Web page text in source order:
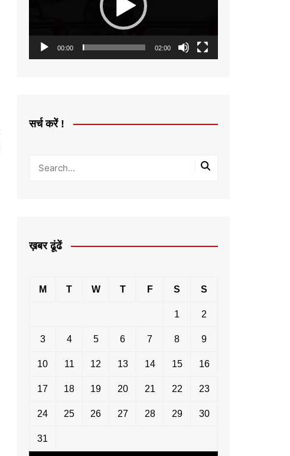
00:00 02:00
सर्च करें !
ख़बर ढूंढें
M T W T F S S
1 2
3 4 5 6 7 8 9
10 11 12 13 14 15 16
17 18 19 20 21 22 23
24 25 26 27 28 29 30
31